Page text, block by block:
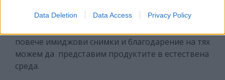
Data Deletion Data Access Privacy Policy
страницата ни във Facebook. Тепърва предстоят
повече имиджови снимки и благодарение на тях
можем да представим продуктите в естествена
среда.